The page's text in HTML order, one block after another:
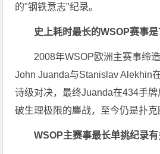
的"钢铁意志"纪录。
史上耗时最长的WSOP赛事是
2008年WSOP欧洲主赛事缔
John Juanda与Stanislav Alekhin
诗级对决，最终Juanda在434手
破生理极限的鏖战，至今仍是扑克
WSOP主赛事最长单挑纪录有